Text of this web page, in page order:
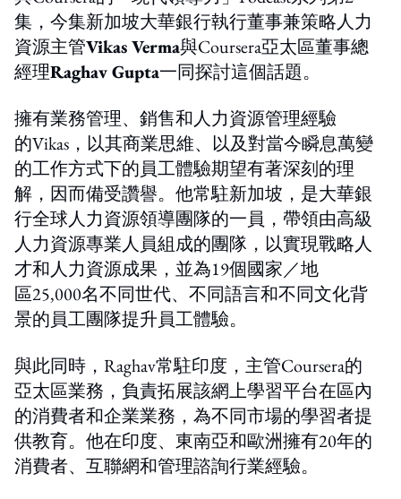
集，今集新加坡大華銀行執行董事兼策略人力
資源主管Vikas Verma與Coursera亞太區董事總
經理Raghav Gupta一同探討這個話題。
擁有業務管理、銷售和人力資源管理經驗
的Vikas，以其商業思維、以及對當今瞬息萬變
的工作方式下的員工體驗期望有著深刻的理
解，因而備受讚譽。他常駐新加坡，是大華銀
行全球人力資源領導團隊的一員，帶領由高級
人力資源專業人員組成的團隊，以實現戰略人
才和人力資源成果，並為19個國家／地
區25,000名不同世代、不同語言和不同文化背
景的員工團隊提升員工體驗。
與此同時，Raghav常駐印度，主管Coursera的
亞太區業務，負責拓展該網上學習平台在區內
的消費者和企業業務，為不同市場的學習者提
供教育。他在印度、東南亞和歐洲擁有20年的
消費者、互聯網和管理諮詢行業經驗。